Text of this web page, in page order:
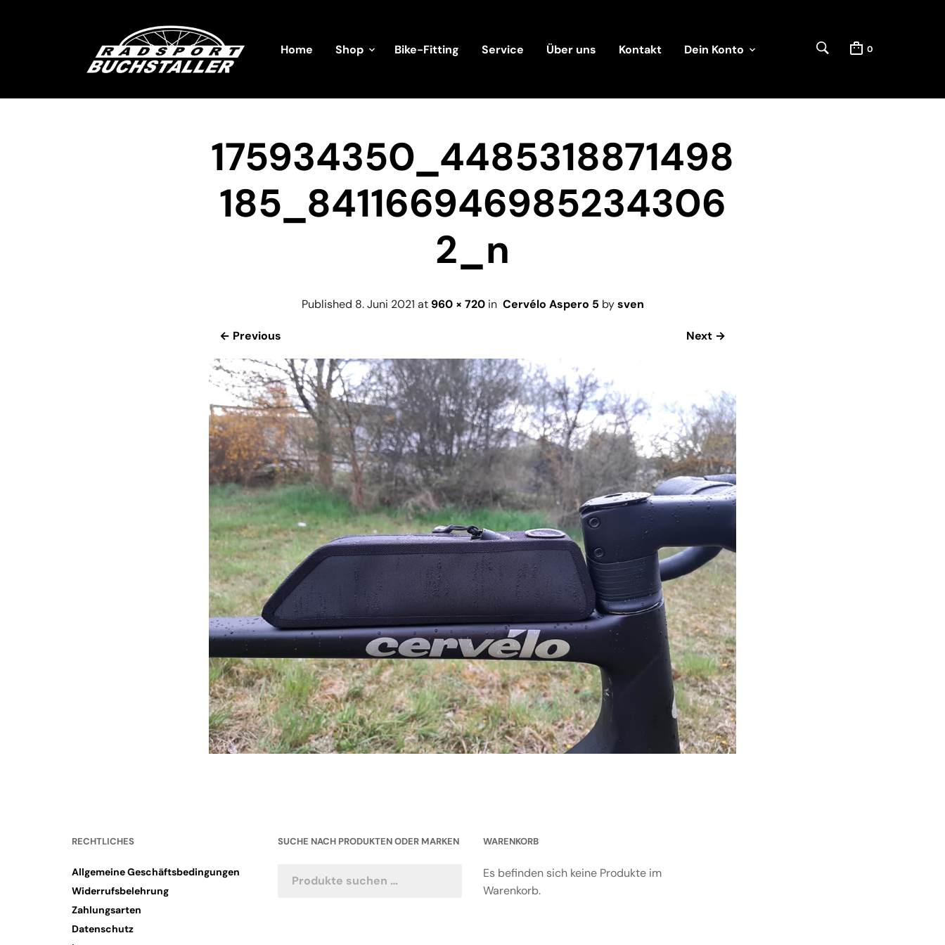
Home Shop Bike-Fitting Service Über uns Kontakt Dein Konto 0
175934350_4485318871498
185_841166946985234306
2_n
Published 8. Juni 2021 at 960 × 720in Cervélo Aspero 5 bysven
← Previous Next →
RECHTLICHES
Allgemeine Geschäftsbedingungen
Widerrufsbelehrung
Zahlungsarten
Datenschutz
SUCHE NACH PRODUKTEN ODER MARKEN WARENKORB
Es befinden sich keine Produkte im
Warenkorb.